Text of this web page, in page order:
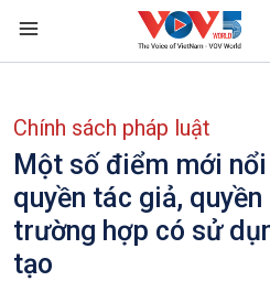
Nhảy đến nội dung
Chính sách pháp luật
Một số điểm mới
quyền tác giả,
trường hợp có sử
tạo